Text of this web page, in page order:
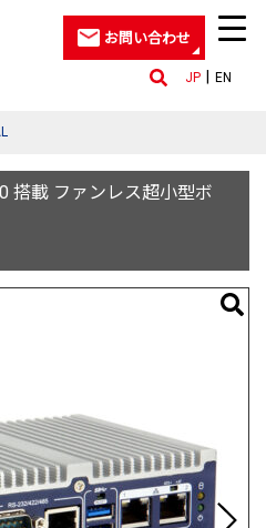
JP EN
お問い合わせ
搭載 ファンレス超小型ボ